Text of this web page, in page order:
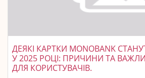
ДЕЯКІ КАРТКИ MONOBANK
У 2025 РОЦІ: ПРИЧИНИ ТА
ДЛЯ КОРИСТУВАЧІВ.